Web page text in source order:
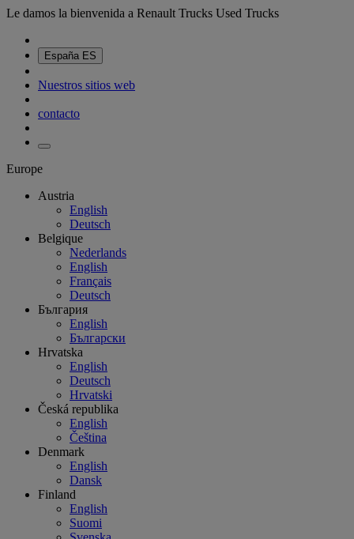
Le damos la bienvenida a Renault Trucks Used Trucks
España ES
Nuestros sitios web
contacto
Europe
Austria
English
Deutsch
Belgique
Nederlands
English
Français
Deutsch
България
English
Български
Hrvatska
English
Deutsch
Hrvatski
Česká republika
English
Čeština
Denmark
English
Dansk
Finland
English
Suomi